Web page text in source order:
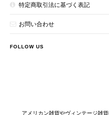
特定商取引法に基づく表記
お問い合わせ
FOLLOW US
アメリカン雑貨やヴィンテージ雑